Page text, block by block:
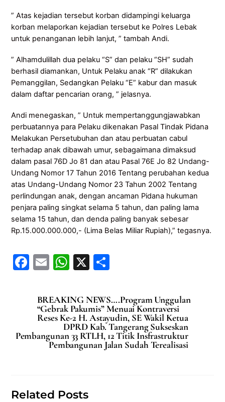
” Atas kejadian tersebut korban didampingi keluarga
korban melaporkan kejadian tersebut ke Polres Lebak
untuk penanganan lebih lanjut, ” tambah Andi.
” Alhamdulillah dua pelaku “S” dan pelaku “SH” sudah
berhasil diamankan, Untuk Pelaku anak “R” dilakukan
Pemanggilan, Sedangkan Pelaku “E” kabur dan masuk
dalam daftar pencarian orang, ” jelasnya.
Andi menegaskan, ” Untuk mempertanggungjawabkan
perbuatannya para Pelaku dikenakan Pasal Tindak Pidana
Melakukan Persetubuhan dan atau perbuatan cabul
terhadap anak dibawah umur, sebagaimana dimaksud
dalam pasal 76D Jo 81 dan atau Pasal 76E Jo 82 Undang-
Undang Nomor 17 Tahun 2016 Tentang perubahan kedua
atas Undang-Undang Nomor 23 Tahun 2002 Tentang
perlindungan anak, dengan ancaman Pidana hukuman
penjara paling singkat selama 5 tahun, dan paling lama
selama 15 tahun, dan denda paling banyak sebesar
Rp.15.000.000.000,- (Lima Belas Miliar Rupiah),” tegasnya.
F
c
e
b
o
E
ai
l
W
at
s
A
p
X
ar
e
BREAKING NEWS….Program Unggulan
“Gebrak Pakumis” Menuai Kontraversi
Reses Ke-2 H. Astayudin, SE Wakil Ketua
DPRD Kab. Tangerang Sukseskan
Pembangunan 33 RTLH, 12 Titik Insfrastruktur
Pembangunan Jalan Sudah Terealisasi
Related Posts